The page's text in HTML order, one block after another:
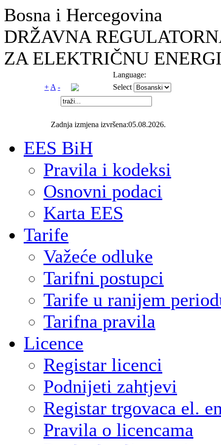
Bosna i Hercegovina
DRŽAVNA
ZA ELEKTRIČNU
Language:
+ A - Select
Zadnja izmjena izvršena:05.08.2026.
EES BiH
Pravila i kodeksi
Osnovni podaci
Karta EES
Tarife
Važeće odluke
Tarifni postupci
Tarife u ranijem
Tarifna pravila
Licence
Registar licenci
Podnijeti zahtjevi
Registar trgovaca el.
Pravila o licencama